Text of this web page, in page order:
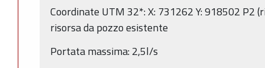
Coordinate UTM 32*: X: 731262 Y: 918502 P2
risorsa da pozzo esistente
Portata massima: 2,5l/s